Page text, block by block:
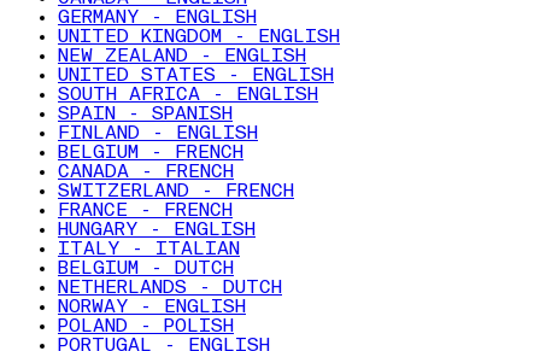
GERMANY - ENGLISH
UNITED KINGDOM - ENGLISH
NEW ZEALAND - ENGLISH
UNITED STATES - ENGLISH
SOUTH AFRICA - ENGLISH
SPAIN - SPANISH
FINLAND - ENGLISH
BELGIUM - FRENCH
CANADA - FRENCH
SWITZERLAND - FRENCH
FRANCE - FRENCH
HUNGARY - ENGLISH
ITALY - ITALIAN
BELGIUM - DUTCH
NETHERLANDS - DUTCH
NORWAY - ENGLISH
POLAND - POLISH
PORTUGAL - ENGLISH